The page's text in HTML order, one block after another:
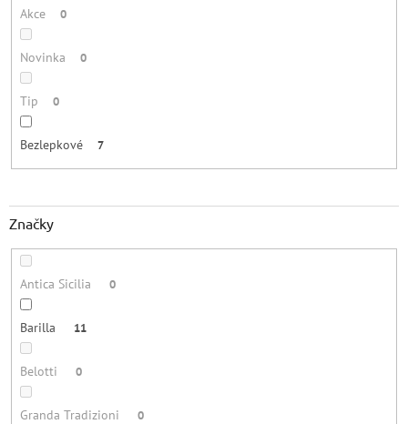
Akce 0
Novinka 0
Tip 0
Bezlepkové 7
Značky
Antica Sicilia 0
Barilla 11
Belotti 0
Granda Tradizioni 0